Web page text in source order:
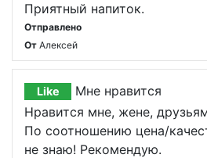
Приятный напиток.
Отправлено
От Алексей
Like
Мне нравится
Нравится мне, жене,
По соотношению цена/
не знаю! Рекомендую.